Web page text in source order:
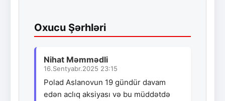
Oxucu Şərhləri
Nihat Məmmədli
16.Sentyabr.2025 23:15
Polad Aslanovun 19 gündür davam
edən aclıq aksiyası və bu müddətdə